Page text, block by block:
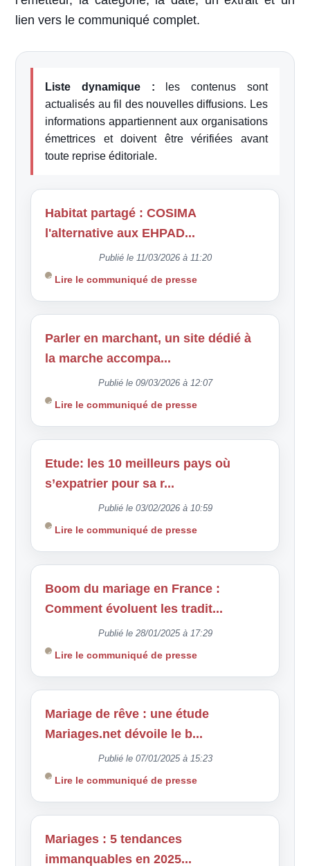
lien vers le communiqué complet.
Liste dynamique : les contenus sont
actualisés au fil des nouvelles diffusions. Les
informations appartiennent aux organisations
émettrices et doivent être vérifiées avant
toute reprise éditoriale.
Habitat partagé : COSIMA
l'alternative aux EHPAD...
Publié le 11/03/2026 à 11:20
Lire le communiqué de presse
Parler en marchant, un site dédié à
la marche accompa...
Publié le 09/03/2026 à 12:07
Lire le communiqué de presse
Etude: les 10 meilleurs pays où
s’expatrier pour sa r...
Publié le 03/02/2026 à 10:59
Lire le communiqué de presse
Boom du mariage en France :
Comment évoluent les tradit...
Publié le 28/01/2025 à 17:29
Lire le communiqué de presse
Mariage de rêve : une étude
Mariages.net dévoile le b...
Publié le 07/01/2025 à 15:23
Lire le communiqué de presse
Mariages : 5 tendances
immanquables en 2025...